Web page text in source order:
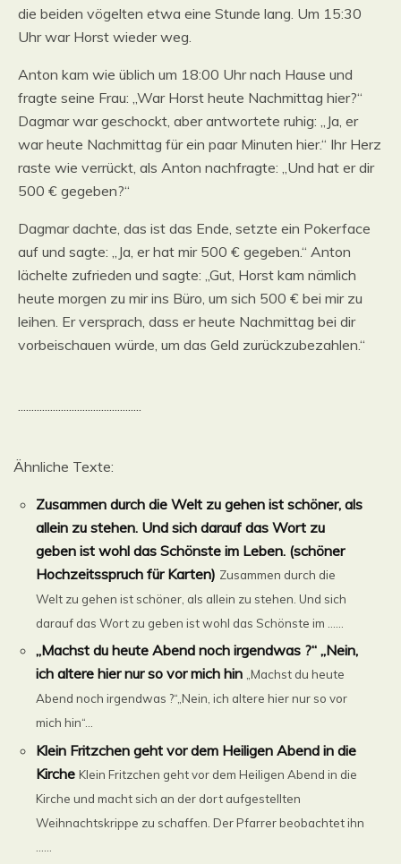
die beiden vögelten etwa eine Stunde lang. Um 15:30
Uhr war Horst wieder weg.
Anton kam wie üblich um 18:00 Uhr nach Hause und
fragte seine Frau: „War Horst heute Nachmittag hier?“
Dagmar war geschockt, aber antwortete ruhig: „Ja, er
war heute Nachmittag für ein paar Minuten hier.“ Ihr Herz
raste wie verrückt, als Anton nachfragte: „Und hat er dir
500 € gegeben?“
Dagmar dachte, das ist das Ende, setzte ein Pokerface
auf und sagte: „Ja, er hat mir 500 € gegeben.“ Anton
lächelte zufrieden und sagte: „Gut, Horst kam nämlich
heute morgen zu mir ins Büro, um sich 500 € bei mir zu
leihen. Er versprach, dass er heute Nachmittag bei dir
vorbeischauen würde, um das Geld zurückzubezahlen.“
..............................................
Ähnliche Texte:
Zusammen durch die Welt zu gehen ist schöner, als
allein zu stehen. Und sich darauf das Wort zu
geben ist wohl das Schönste im Leben. (schöner
Hochzeitsspruch für Karten) Zusammen durch die
Welt zu gehen ist schöner, als allein zu stehen. Und sich
darauf das Wort zu geben ist wohl das Schönste im ......
„Machst du heute Abend noch irgendwas ?“ „Nein,
ich altere hier nur so vor mich hin „Machst du heute
Abend noch irgendwas ?“„Nein, ich altere hier nur so vor
mich hin“...
Klein Fritzchen geht vor dem Heiligen Abend in die
Kirche Klein Fritzchen geht vor dem Heiligen Abend in die
Kirche und macht sich an der dort aufgestellten
Weihnachtskrippe zu schaffen. Der Pfarrer beobachtet ihn